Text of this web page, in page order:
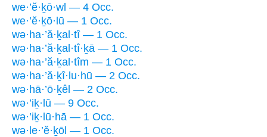
we·’ĕ·ḵō·wl — 4 Occ.
we·’ĕ·ḵō·lū — 1 Occ.
wə·ha·’ă·ḵal·tî — 1 Occ.
wə·ha·’ă·ḵal·tî·ḵā — 1 Occ.
wə·ha·’ă·ḵal·tîm — 1 Occ.
wə·ha·’ă·ḵî·lu·hū — 2 Occ.
wə·hā·’ō·ḵêl — 2 Occ.
wə·’iḵ·lū — 9 Occ.
wə·’iḵ·lū·hā — 1 Occ.
wə·le·’ĕ·ḵōl — 1 Occ.